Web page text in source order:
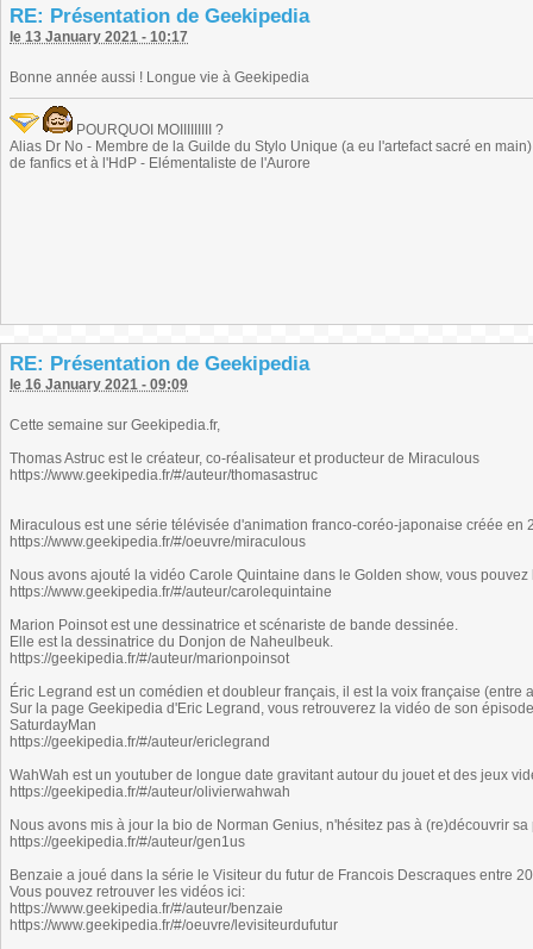
RE: Présentation de Geekipedia
le 13 January 2021 - 10:17
Bonne année aussi ! Longue vie à Geekipedia
POURQUOI MOIIIIIIIII ?
Alias Dr No - Membre de la Guilde du Stylo Unique (a eu l'artefact sacré en
de fanfics et à l'HdP - Elémentaliste de l'Aurore
RE: Présentation de Geekipedia
le 16 January 2021 - 09:09
Cette semaine sur Geekipedia.fr,
Thomas Astruc est le créateur, co-réalisateur et producteur de Miraculous
https://www.geekipedia.fr/#/auteur/thomasastruc
Miraculous est une série télévisée d'animation franco-coréo-japonaise créée en
https://www.geekipedia.fr/#/oeuvre/miraculous
Nous avons ajouté la vidéo Carole Quintaine dans le Golden show, vous
https://www.geekipedia.fr/#/auteur/carolequintaine
Marion Poinsot est une dessinatrice et scénariste de bande dessinée.
Elle est la dessinatrice du Donjon de Naheulbeuk.
https://geekipedia.fr/#/auteur/marionpoinsot
Éric Legrand est un comédien et doubleur français, il est la voix française (entre
Sur la page Geekipedia d'Eric Legrand, vous retrouverez la vidéo de son
SaturdayMan
https://geekipedia.fr/#/auteur/ericlegrand
WahWah est un youtuber de longue date gravitant autour du jouet et des jeux
https://geekipedia.fr/#/auteur/olivierwahwah
Nous avons mis à jour la bio de Norman Genius, n'hésitez pas à (re)découvrir
https://geekipedia.fr/#/auteur/gen1us
Benzaie a joué dans la série le Visiteur du futur de Francois Descraques entre
Vous pouvez retrouver les vidéos ici:
https://www.geekipedia.fr/#/auteur/benzaie
https://www.geekipedia.fr/#/oeuvre/levisiteurdufutur